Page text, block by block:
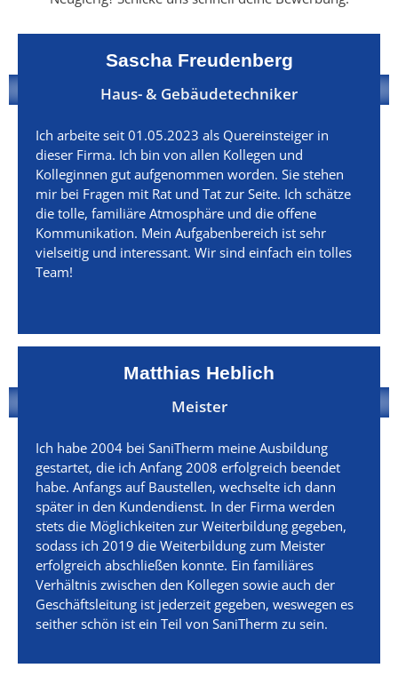
Sascha Freudenberg
Haus- & Gebäudetechniker
Ich arbeite seit 01.05.2023 als Quereinsteiger in
dieser Firma. Ich bin von allen Kollegen und
Kolleginnen gut aufgenommen worden. Sie stehen
mir bei Fragen mit Rat und Tat zur Seite. Ich schätze
die tolle, familiäre Atmosphäre und die offene
Kommunikation. Mein Aufgabenbereich ist sehr
vielseitig und interessant. Wir sind einfach ein tolles
Team!
Matthias Heblich
Meister
Ich habe 2004 bei SaniTherm meine Ausbildung
gestartet, die ich Anfang 2008 erfolgreich beendet
habe. Anfangs auf Baustellen, wechselte ich dann
später in den Kundendienst. In der Firma werden
stets die Möglichkeiten zur Weiterbildung gegeben,
sodass ich 2019 die Weiterbildung zum Meister
erfolgreich abschließen konnte. Ein familiäres
Verhältnis zwischen den Kollegen sowie auch der
Geschäftsleitung ist jederzeit gegeben, weswegen es
seither schön ist ein Teil von SaniTherm zu sein.